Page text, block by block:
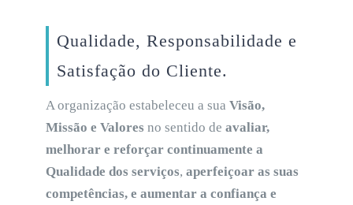
Qualidade, Responsabilidade e
Satisfação do Cliente.
A organização estabeleceu a suaVisão,
Missão e Valores no sentido deavaliar,
melhorar e reforçar continuamente a
Qualidade dos serviços,aperfeiçoar as suas
competências, e aumentar a confiança e